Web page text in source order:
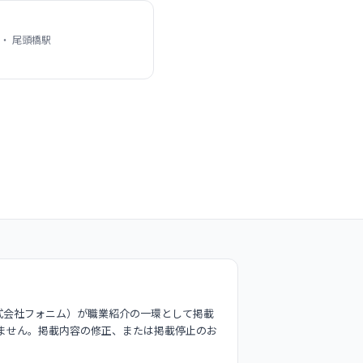
尾頭橋駅
社フォニム）が職業紹介の一環として掲載
ん。掲載内容の修正、または掲載停止のお